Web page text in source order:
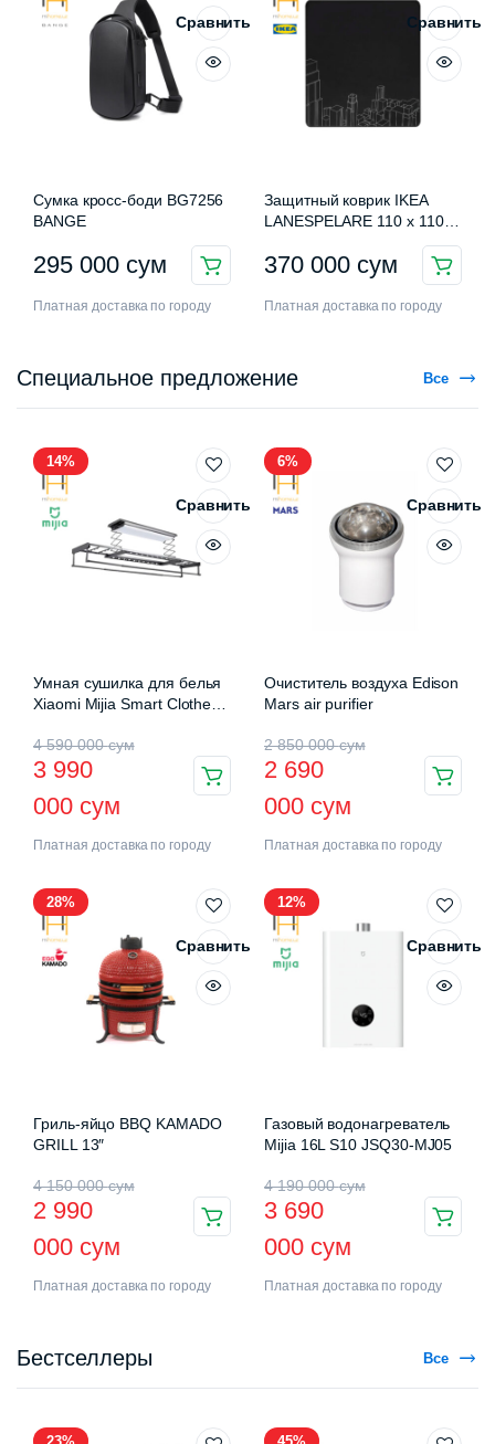
Сравнить
Сумка кросс-боди BG7256
BANGE
295 000 сум
Платная доставка по городу
Сравнить
Защитный коврик IKEA
LANESPELARE 110 x 110
370 000 сум
Платная доставка по городу
Специальное предложение Все
14%
Сравнить
Умная сушилка для белья
Xiaomi Mijia Smart Clothes
4 590 000сум
3 990
000 сум
Платная доставка по городу
6%
Сравнить
Очиститель воздуха Edison
Mars air purifier
2 850 000сум
2 690
000 сум
Платная доставка по городу
28%
Сравнить
Гриль-яйцо BBQ KAMADO
GRILL 13″
4 150 000сум
2 990
000 сум
Платная доставка по городу
12%
Сравнить
Газовый водонагреватель
Mijia 16L S10 JSQ30-MJ05
4 190 000сум
3 690
000 сум
Платная доставка по городу
Бестселлеры Все
23% 45%